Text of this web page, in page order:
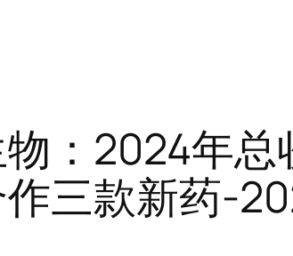
：2024年
三款新药-